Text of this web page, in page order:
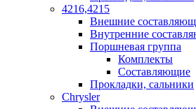
4216,4215
Внешние
Внутренние
Поршневая группа
Комплекты
Составляющие
Прокладки, сальники
Chrysler